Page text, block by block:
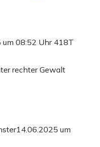
um 08:52 Uhr 418T
rechter Gewalt
14.06.2025 um